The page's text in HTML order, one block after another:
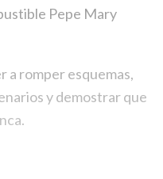
Pepe Mary
a romper esquemas,
y demostrar que